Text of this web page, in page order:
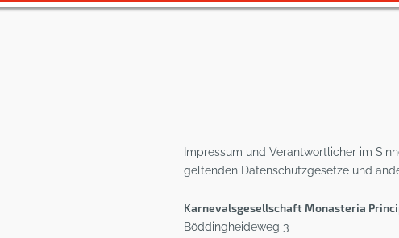
Impressum und Verantwortlicher im
geltenden Datenschutzgesetze und
Karnevalsgesellschaft Monasteria
Böddingheideweg 3